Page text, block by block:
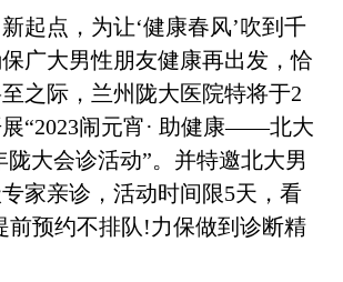
点，为让‘健康春风’吹到千
广大男性朋友健康再出发，恰
之际，兰州陇大医院特将于2
“2023闹元宵· 助健康——北大
陇大会诊活动”。并特邀北大男
家亲诊，活动时间限5天，看
前预约不排队!力保做到诊断精